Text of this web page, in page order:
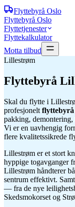
Flyttebyrå Oslo
Flyttebyrå Oslo
Flyttetjenester
Flyttekalkulator
Motta tilbud
Lillestrøm
Flyttebyrå
Skal du flytte i
profesjonelt
pakking,
Vi er en uavhengig
flere kvalitetssikrede
Lillestrøm er et stort
hyppige togavganger
Lillestrøm håndterer
sentrum effektivt.
— fra de nye
Skedsmokorset og